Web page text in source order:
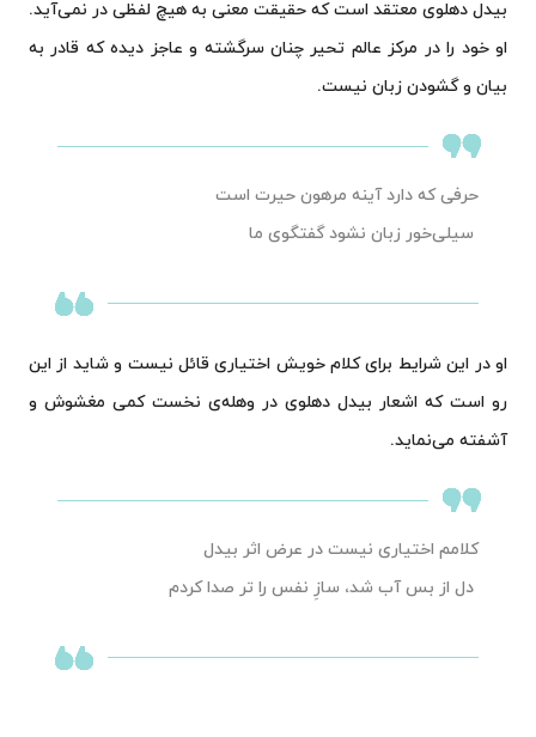
بیدل دهلوی معتقد است که حقیقت معنی به هیچ لفظی در نمی‌آید.
او خود را در مرکز عالم تحیر چنان سرگشته و عاجز دیده که قادر به
بیان و گشودن زبان نیست.
حرفی که دارد آینه مرهون حیرت است
سیلی‌خور زبان نشود گفتگوی ما
او در این شرایط برای کلام خویش اختیاری قائل نیست و شاید از این
رو است که اشعار بیدل دهلوی در وهله‌ی نخست کمی مغشوش و
آشفته می‌نماید.
کلامم اختیاری نیست در عرض اثر بیدل
دل از بس آب شد، سازِ نفس را تر صدا کردم